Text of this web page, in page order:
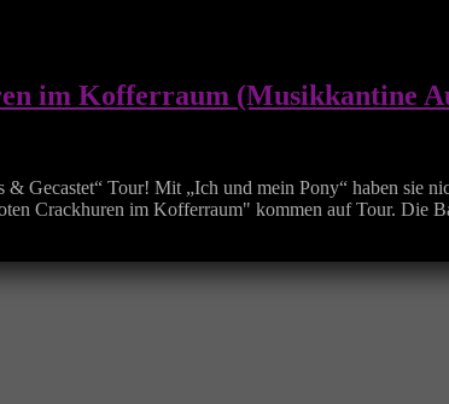
im Kofferraum (Musikkantine
Gecastet“ Tour! Mit „Ich und mein Pony“ haben sie
Crackhuren im Kofferraum" kommen auf Tour. Die